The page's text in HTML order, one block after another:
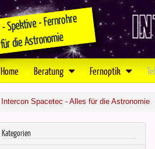
Home Beratung Fernoptik
Intercon Spacetec - Alles für die Astronomie
Kategorien